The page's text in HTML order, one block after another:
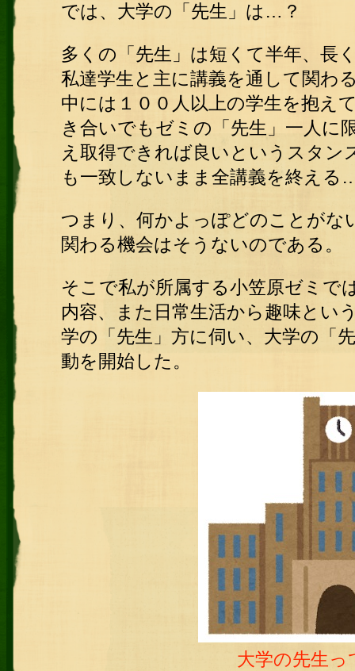
では、大学の「先生」は…？
多くの「先生」は短くて半年、長
私達学生と主に講義を通して関わ
中には１００人以上の学生を抱え
き合いでもゼミの「先生」一人に
え取得できれば良いというスタン
も一致しないまま全講義を終える
つまり、何かよっぽどのことがな
関わる機会はそうないのである。
そこで私が所属する小笠原ゼミで
内容、また日常生活から趣味とい
学の「先生」方に伺い、大学の「
動を開始した。
大学の先生